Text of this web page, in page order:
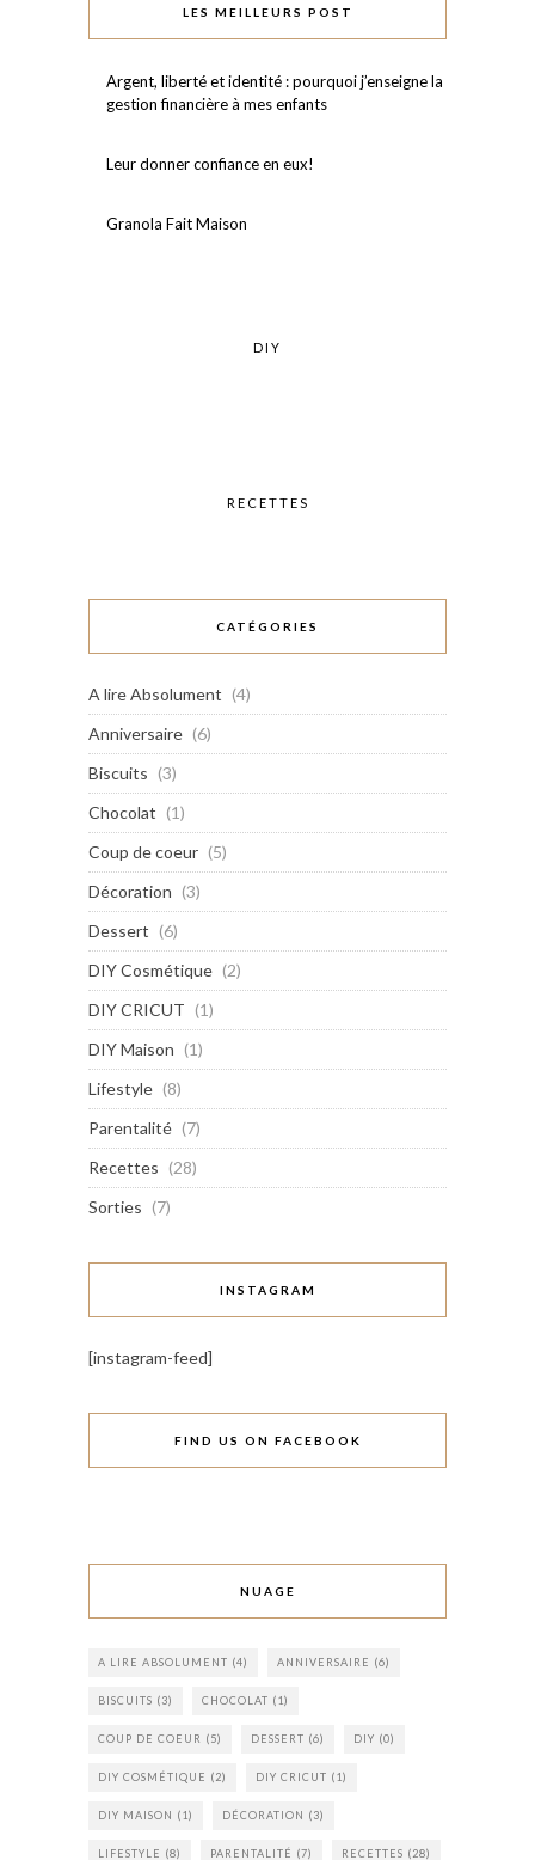
LES MEILLEURS POST
Argent, liberté et identité : pourquoi j’enseigne la
gestion financière à mes enfants
Leur donner confiance en eux!⠀
Granola Fait Maison
DIY
RECETTES
CATÉGORIES
A lire Absolument (4)
Anniversaire (6)
Biscuits (3)
Chocolat (1)
Coup de coeur (5)
Décoration (3)
Dessert (6)
DIY Cosmétique (2)
DIY CRICUT (1)
DIY Maison (1)
Lifestyle (8)
Parentalité (7)
Recettes (28)
Sorties (7)
INSTAGRAM
[instagram-feed]
FIND US ON FACEBOOK
NUAGE
A LIRE ABSOLUMENT (4) ANNIVERSAIRE (6)
BISCUITS (3) CHOCOLAT (1)
COUP DE COEUR (5) DESSERT (6) DIY (0)
DIY COSMÉTIQUE (2) DIY CRICUT (1)
DIY MAISON (1) DÉCORATION (3)
LIFESTYLE (8) PARENTALITÉ (7) RECETTES (28)